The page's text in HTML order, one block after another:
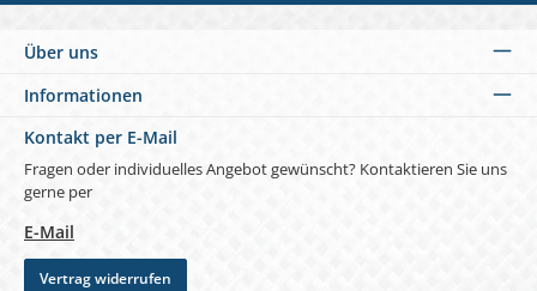
Über uns
Informationen
Kontakt per E-Mail
Fragen oder individuelles Angebot gewünscht? Kontaktieren Sie uns
gerne per
E-Mail
Vertrag widerrufen